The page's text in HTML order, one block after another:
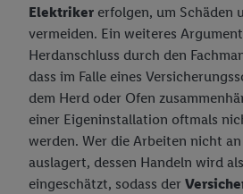
Elektriker erfolgen, um Schäden
vermeiden. Ein weiteres
Herdanschluss durch den
dass im Falle eines
dem Herd oder Ofen
einer Eigeninstallation oftmals
werden. Wer die Arbeiten nicht
auslagert, dessen Handeln wird
eingeschätzt, sodass der